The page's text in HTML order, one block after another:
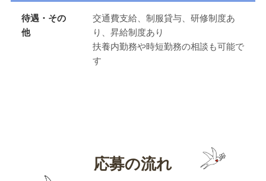
待遇・その
他
交通費支給、制服貸与、研修制度あ
り、昇給制度あり
扶養内勤務や時短勤務の相談も可能で
す
応募の流れ